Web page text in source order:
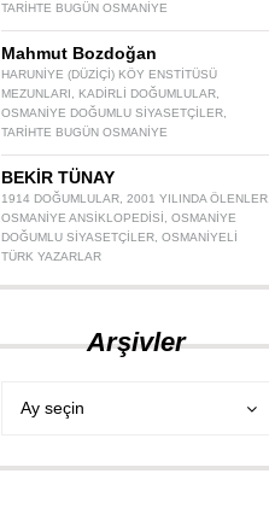
TARIHTE BUGÜN OSMANIYE
Mahmut Bozdoğan
HARUNIYE (DÜZIÇI) KÖY ENSTITÜSÜ
MEZUNLARI
KADIRLI DOĞUMLULAR,
OSMANIYE DOĞUMLU SIYASETÇILER,
TARIHTE BUGÜN OSMANIYE
BEKİR TÜNAY
1914 DOĞUMLULAR, 2001 YILINDA ÖLENLER,
OSMANIYE ANSIKLOPEDISI
OSMANIYE
DOĞUMLU SIYASETÇILER, OSMANIYELI
TÜRK YAZARLAR
Arşivler
Ay seçin